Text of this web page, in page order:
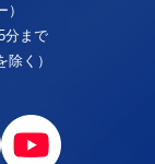
分まで
く）